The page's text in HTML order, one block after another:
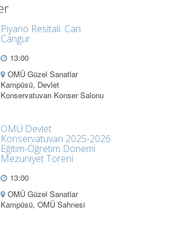
Piyano Resitali: Can
Cangür
13:00
OMÜ Güzel Sanatlar
Kampüsü, Devlet
Konservatuvarı Konser Salonu
OMÜ Devlet
Konservatuvarı 2025-2026
Eğitim-Öğretim Dönemi
Mezuniyet Töreni
13:00
OMÜ Güzel Sanatlar
Kampüsü, OMÜ Sahnesi